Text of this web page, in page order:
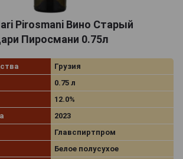
Pirosmani Вино Старый
Пиросмани 0.75л
Грузия
0.75 л
12.0%
2023
Главспиртпром
Белое полусухое